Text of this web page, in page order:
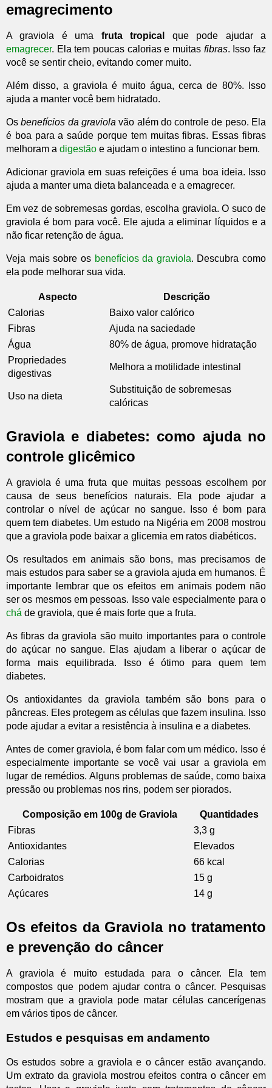
emagrecimento
A graviola é uma fruta tropical
que pode ajudar a
emagrecer. Ela tem poucas calorias e muitas fibras. Isso faz
você se sentir cheio, evitando comer muito.
Além disso, a graviola é muito água, cerca de 80%. Isso
ajuda a manter você bem hidratado.
Osbenefícios da graviola vão além do controle de peso. Ela
é boa para a saúde porque tem muitas fibras. Essas fibras
melhoram a digestão e ajudam o intestino a funcionar bem.
Adicionar graviola em suas refeições é uma boa ideia. Isso
ajuda a manter uma dieta balanceada e a emagrecer.
Em vez de sobremesas gordas, escolha graviola. O suco de
graviola é bom para você. Ele ajuda a eliminar líquidos e a
não ficar retenção de água.
Veja mais sobre os benefícios da graviola. Descubra como
ela pode melhorar sua vida.
Aspecto
Descrição
Calorias
Baixo valor calórico
Fibras
Ajuda na saciedade
Água
80% de água, promove hidratação
Propriedades
digestivas
Melhora a motilidade intestinal
Uso na dieta
Substituição de sobremesas
calóricas
Graviola e diabetes: como ajuda no
controle glicêmico
A graviola é uma fruta que muitas pessoas escolhem por
causa de seus benefícios naturais. Ela pode ajudar a
controlar o nível de açúcar no sangue. Isso é bom para
quem tem diabetes. Um estudo na Nigéria em 2008 mostrou
que a graviola pode baixar a glicemia em ratos diabéticos.
Os resultados em animais são bons, mas precisamos de
mais estudos para saber se a graviola ajuda em humanos. É
importante lembrar que os efeitos em animais podem não
ser os mesmos em pessoas. Isso vale especialmente para o
chá de graviola, que é mais forte que a fruta.
As fibras da graviola são muito importantes para o controle
do açúcar no sangue. Elas ajudam a liberar o açúcar de
forma mais equilibrada. Isso é ótimo para quem tem
diabetes.
Os antioxidantes da graviola também são bons para o
pâncreas. Eles protegem as células que fazem insulina. Isso
pode ajudar a evitar a resistência à insulina e a diabetes.
Antes de comer graviola, é bom falar com um médico. Isso é
especialmente importante se você vai usar a graviola em
lugar de remédios. Alguns problemas de saúde, como baixa
pressão ou problemas nos rins, podem ser piorados.
Composição em 100g de Graviola
Quantidades
Fibras
3,3 g
Antioxidantes
Elevados
Calorias
66 kcal
Carboidratos
15 g
Açúcares
14 g
Os efeitos da Graviola no tratamento
e prevenção do câncer
A graviola é muito estudada para o câncer. Ela tem
compostos que podem ajudar contra o câncer. Pesquisas
mostram que a graviola pode matar células cancerígenas
em vários tipos de câncer.
Estudos e pesquisas em andamento
Os estudos sobre a graviola e o câncer estão avançando.
Um extrato da graviola mostrou efeitos contra o câncer em